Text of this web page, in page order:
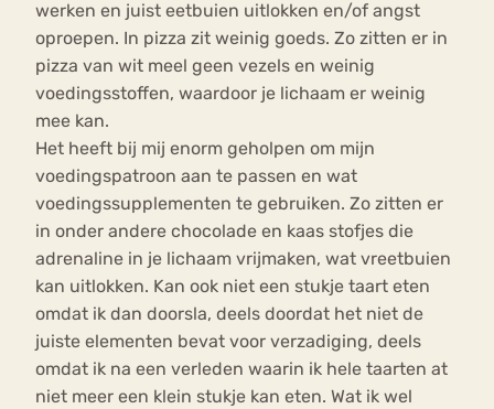
werken en juist eetbuien uitlokken en/of angst
oproepen. In pizza zit weinig goeds. Zo zitten er in
pizza van wit meel geen vezels en weinig
voedingsstoffen, waardoor je lichaam er weinig
mee kan.
Het heeft bij mij enorm geholpen om mijn
voedingspatroon aan te passen en wat
voedingssupplementen te gebruiken. Zo zitten er
in onder andere chocolade en kaas stofjes die
adrenaline in je lichaam vrijmaken, wat vreetbuien
kan uitlokken. Kan ook niet een stukje taart eten
omdat ik dan doorsla, deels doordat het niet de
juiste elementen bevat voor verzadiging, deels
omdat ik na een verleden waarin ik hele taarten at
niet meer een klein stukje kan eten. Wat ik wel